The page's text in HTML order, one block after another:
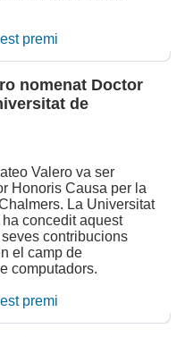
premi
nomenat Doctor
de
Valero va ser
Honoris Causa per la
La Universitat
concedit aquest
contribucions
el camp de
computadors.
premi